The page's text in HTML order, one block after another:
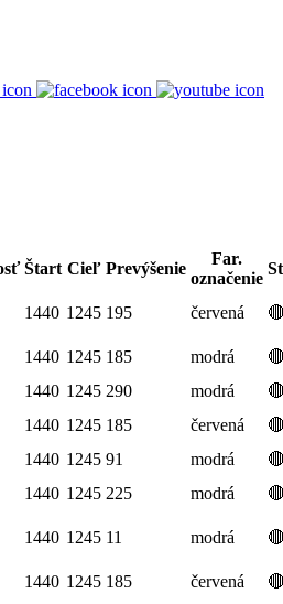
Štart Cieľ Prevýšenie
Far.
označenie
1440 1245 195 červená
1440 1245 185 modrá
1440 1245 290 modrá
1440 1245 185 červená
1440 1245 91 modrá
1440 1245 225 modrá
1440 1245 11 modrá
1440 1245 185 červená